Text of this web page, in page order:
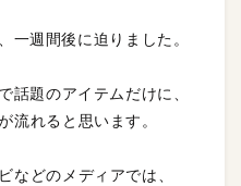
一週間後に迫りました。
話題のアイテムだけに、
流れると思います。
などのメディアでは、